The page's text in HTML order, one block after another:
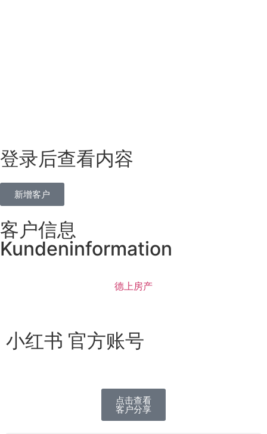
登录后查看内容
新增客户
客户信息
Kundeninformation
德上房产
小红书 官方账号
点击查看
客户分享